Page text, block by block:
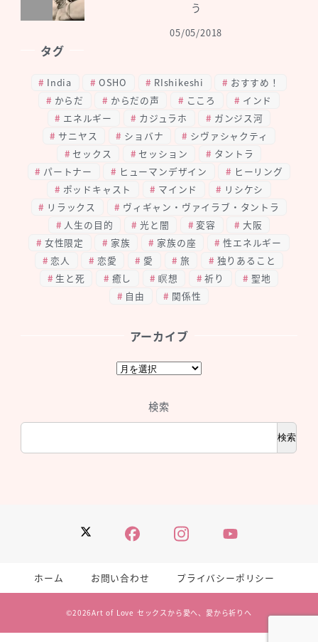
Twitter FacebookInstagramYouTube
う
05/05/2018
タグ
India OSHO RIshikeshi
おすすめ！
からだ
からだの声 こころ
インド
エネルギー
カジュラホ
ガンジス河
サニヤス
ショバナ
シヴァシャクティ
セックス
セッション
タントラ
パートナー
ヒューマンデザイン
ヒーリング
ポッドキャスト
マインド
リシケシ
リラックス
ヴィギャン・ヴァイラブ・タントラ
人生の目的
光と闇 変容
大阪
女性限定
家族 家族の座
性エネルギー
恋人
恋愛 愛 旅
独りあること
生と死
癒し 瞑想 祈り
聖地
自由
関係性
アーカイブ
ア
イ
検索
検索
ホーム お問い合わせ プライバシーポリシー
©2026Art of Love セックスから愛へ、愛から祈りへ